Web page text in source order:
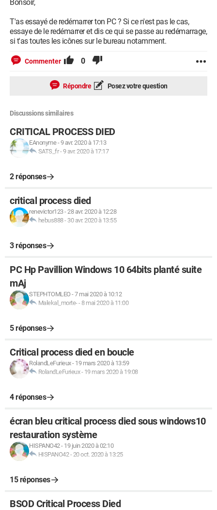
Bonsoir,
T'as essayé de redémarrer ton PC ? Si ce n'est pas le cas,
essaye de le redémarrer et dis ce qui se passe au redémarrage,
si t'as toutes les icônes sur le bureau notamment.
Commenter 0
Répondre Posez votre question
Discussions similaires
CRITICAL PROCESS DIED
EAnonyme-9 avr. 2020 à 17:13
SATS_fr-9 avr. 2020 à 17:17
2 réponses
critical process died
renevictor123-28 avr. 2020 à 12:28
hebus888- 30 avr. 2020 à 13:55
3 réponses
PC Hp Pavillion Windows 10 64bits planté suite
mAj
STEPHTOMLEO -7 mai 2020 à 10:12
Malekal_morte-- 8 mai 2020 à 11:00
5 réponses
Critical process died en boucle
RolandLeFurieux- 19 mars 2020 à 13:59
RolandLeFurieux- 19 mars 2020 à 19:08
4 réponses
écran bleu critical process died sous windows10
restauration système
HISPANO42- 19 juin 2020 à 02:10
HISPANO42-20 oct. 2020 à 13:25
15 réponses
BSOD Critical Process Died